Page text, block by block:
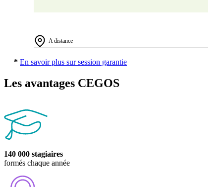
A distance
* En savoir plus sur session garantie
Les avantages CEGOS
140 000 stagiaires
formés chaque année